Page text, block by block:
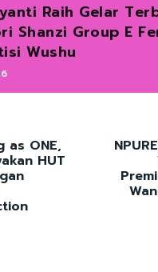
Raih Gelar
Shanzi Group E
Wushu
as ONE,
HUT